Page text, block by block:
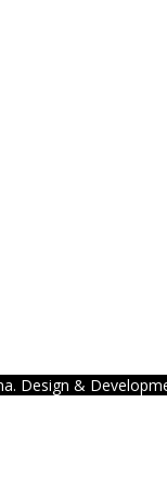
Design &